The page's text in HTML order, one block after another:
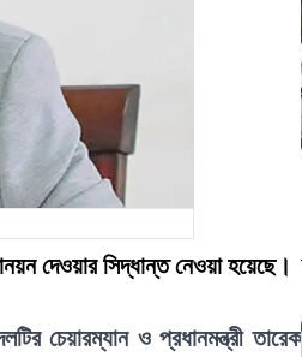
দেওয়ার সিদ্ধান্ত নেওয়া হয়েছে।
চেয়ারম্যান ও প্রধানমন্ত্রী তারেক